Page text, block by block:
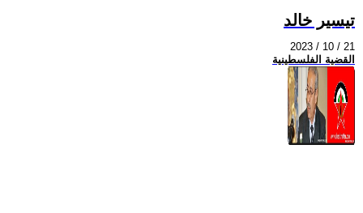
تيسير خالد
2023 / 10 / 21
القضية الفلسطينية